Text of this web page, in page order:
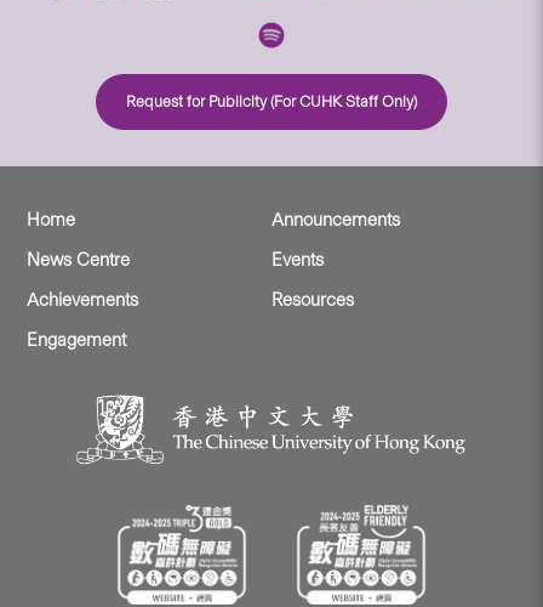
Request for Publicity (For CUHK Staff Only)
Home
Announcements
News Centre
Events
Achievements
Resources
Engagement